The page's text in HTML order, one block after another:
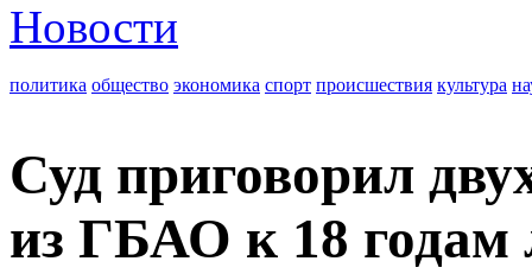
Новости
политика общество экономика спорт происшествия культура
Суд приговорил
из ГБАО к 18